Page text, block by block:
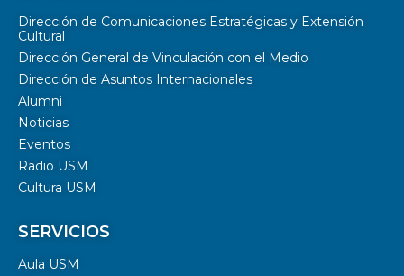
Dirección de Comunicaciones Estratégicas y Extensión
Cultural
Dirección General de Vinculación con el Medio
Dirección de Asuntos Internacionales
Alumni
Noticias
Eventos
Radio USM
Cultura USM
SERVICIOS
Aula USM